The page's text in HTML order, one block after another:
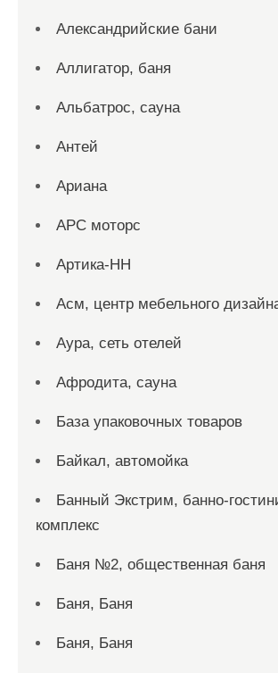
Александрийские бани
Аллигатор, баня
Альбатрос, сауна
Антей
Ариана
АРС моторс
Артика-НН
Асм, центр мебельного
Аура, сеть отелей
Афродита, сауна
База упаковочных товаров
Байкал, автомойка
Банный Экстрим, банно-
комплекс
Баня №2, общественная баня
Баня, Баня
Баня, Баня